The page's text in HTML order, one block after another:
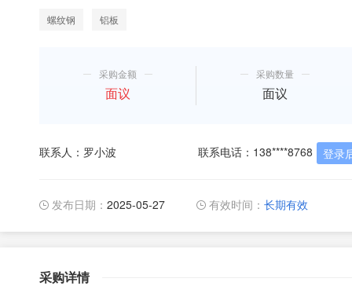
螺纹钢 铝板
采购金额
面议
采购数量
面议
联系人：罗小波 联系电话：138****8768 登录
发布日期： 2025-05-27 有效时间： 长期有效
采购详情